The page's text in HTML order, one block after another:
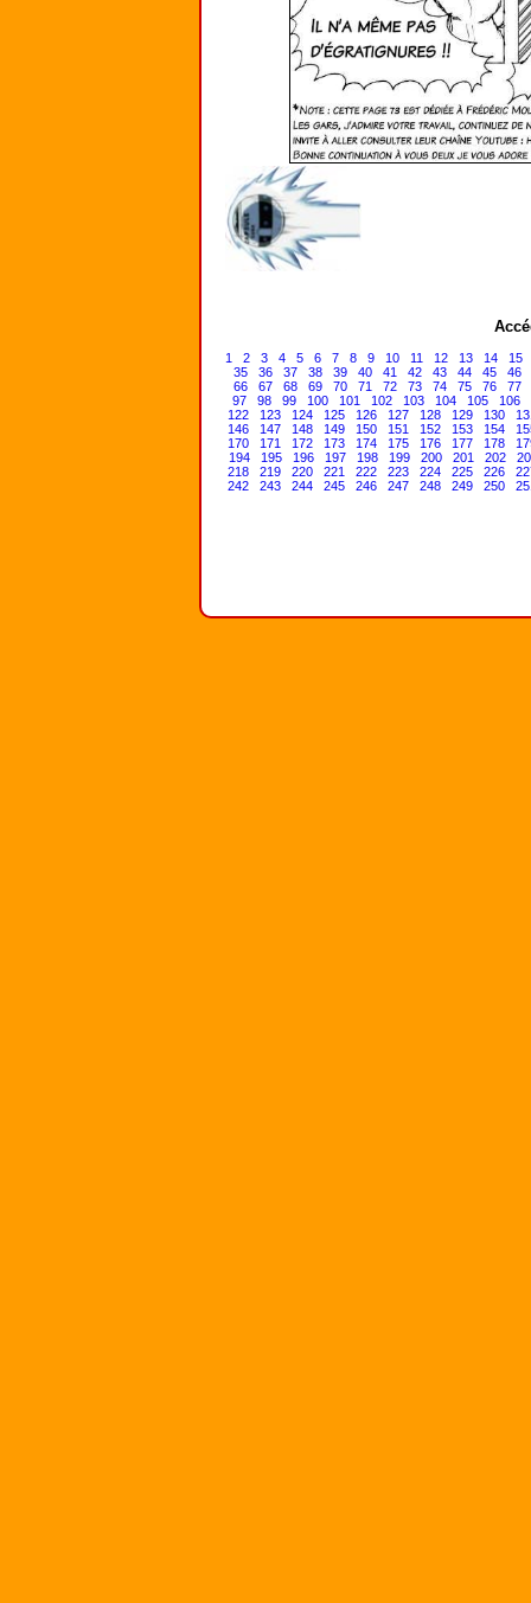
1 2 3 4 5 6 7 8 9 10 11 12 13 14
15
35
36 37 38 39 40 41 42 43 44 45
46
66
67 68 69 70 71 72 73 74 75 76
77
97
98 99 100 101 102 103 104 105
106
122
123 124 125 126 127 128 129 130
146
147 148 149 150 151 152 153 154
170
171 172 173 174 175 176 177 178
194
195 196 197 198 199 200 201 202
218
219 220 221 222 223 224 225 226
242
243 244 245 246 247 248 249 250